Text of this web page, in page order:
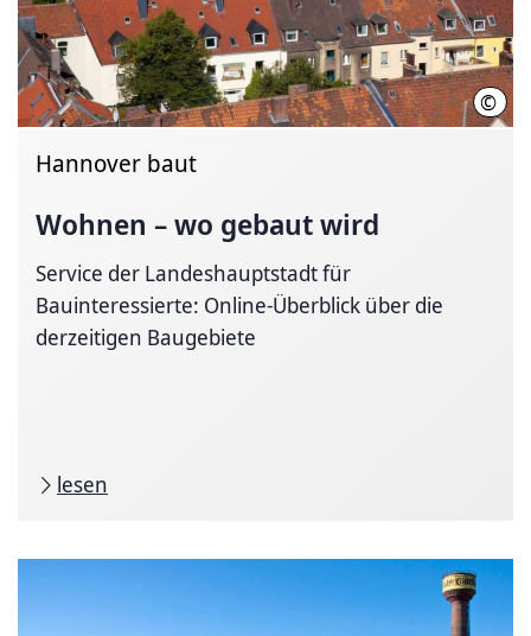
©
Hannover baut
Wohnen – wo gebaut wird
Service der Landeshauptstadt für
Bauinteressierte: Online-Überblick über die
derzeitigen Baugebiete
lesen